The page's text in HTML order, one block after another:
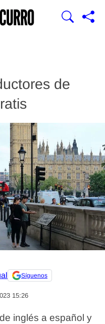
de
Síguenos
15:26
inglés a español y